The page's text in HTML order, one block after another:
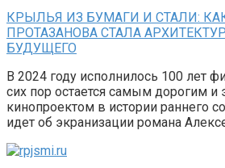
КРЫЛЬЯ ИЗ БУМАГИ И СТАЛИ:
ПРОТАЗАНОВА СТАЛА
БУДУЩЕГО
В 2024 году исполнилось 100 лет
сих пор остается самым дорогим
кинопроектом в истории раннего
идет об экранизации романа